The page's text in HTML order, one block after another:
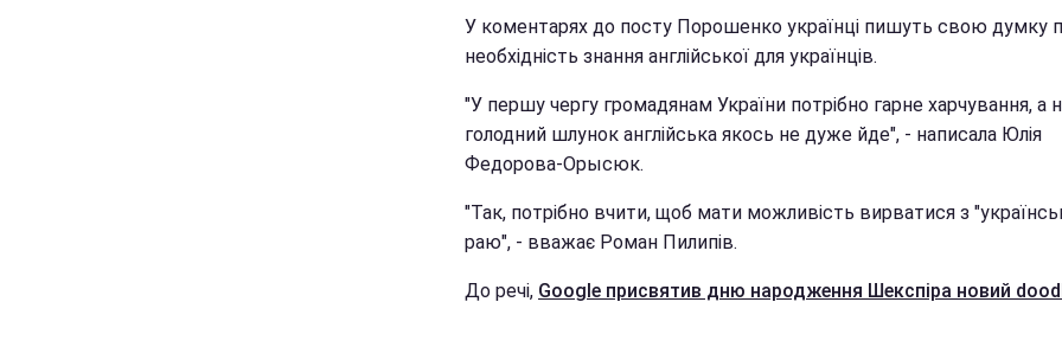
У коментарях до посту Порошенко українці пишуть свою думку
необхідність знання англійської для українців.
"У першу чергу громадянам України потрібно гарне харчування, а
голодний шлунок англійська якось не дуже йде", - написала Юлія
Федорова-Орысюк.
"Так, потрібно вчити, щоб мати можливість вирватися з
раю", - вважає Роман Пилипів.
До речі, Google присвятив дню народження Шекспіра новий